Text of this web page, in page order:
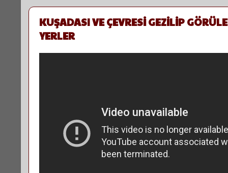
KUŞADASI VE ÇEVRESİ GEZİLİP
YERLER